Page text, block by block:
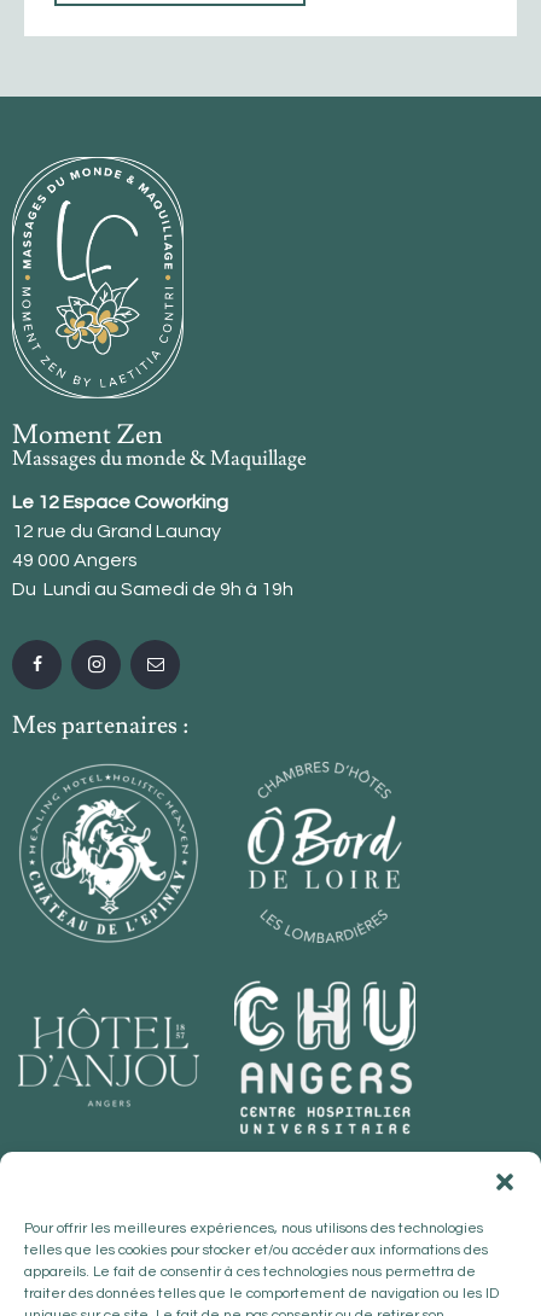
Pour offrir les meilleures expériences, nous utilisons des technologies
telles que les cookies pour stocker et/ou accéder aux informations des
appareils. Le fait de consentir à ces technologies nous permettra de
traiter des données telles que le comportement de navigation ou les ID
Moment Zen
Massages du monde & Maquillage
Le 12 Espace Coworking
12 rue du Grand Launay
49 000 Angers
Du Lundi au Samedi de 9h à 19h
Mes partenaires :